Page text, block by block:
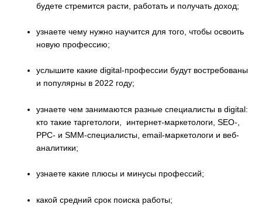
будете стремится расти, работать и получать доход;
узнаете чему нужно научится для того, чтобы освоить
новую профессию;
услышите какие digital-профессии будут востребованы
и популярны в 2022 году;
узнаете чем занимаются разные специалисты в digital:
кто такие таргетологи, интернет-маркетологи, SEO-,
PPC- и SMM-специалисты, email-маркетологи и веб-
аналитики;
узнаете какие плюсы и минусы профессий;
какой средний срок поиска работы;